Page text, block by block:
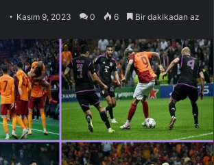
Kasım 9, 2023 0 6 Bir dakikadan az